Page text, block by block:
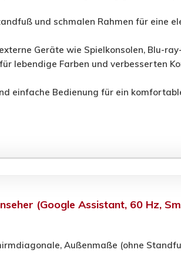
und schmalen Rahmen für eine
Geräte wie Spielkonsolen, Blu-
lebendige Farben und verbesserten
einfache Bedienung für ein
(Google Assistant, 60 Hz,
Außenmaße (ohne